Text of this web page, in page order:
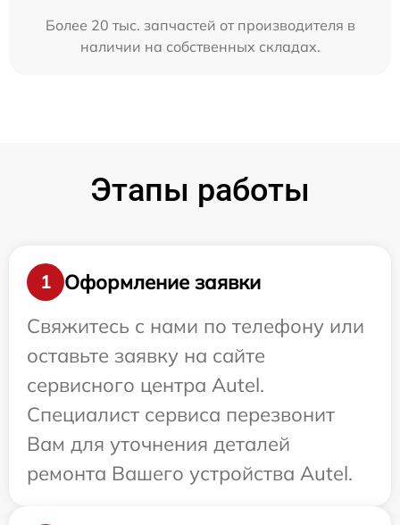
Более 20 тыс. запчастей от производителя в
наличии на собственных складах.
Этапы работы
1
Оформление заявки
Свяжитесь с нами по телефону или
оставьте заявку на сайте
сервисного центра Autel.
Специалист сервиса перезвонит
Вам для уточнения деталей
ремонта Вашего устройства Autel.